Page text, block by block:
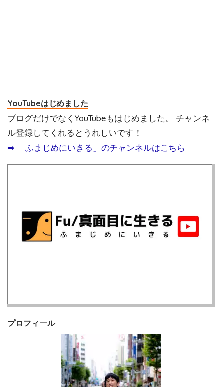
YouTubeはじめました
ブログだけでなくYouTubeもはじめました。 チャンネ
ル登録してくれるとうれしいです！
➡︎ 「ふまじめにいきる」のチャンネルはこちら
プロフィール